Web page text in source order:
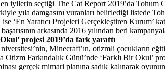
iyilerin seçtiği The Cat Report 2019’da Tohum
yıla damgasını vuranları belirlediği listede
ise ‘En Yaratıcı Projeleri Gerçekleştiren Kurum’
arkasında 2016 yılından beri
projesi 2019’da fark yarattı
Minecraft’ın, otizmli çocukların
Otizm Farkındalık Günü’nde ‘Farklı Bir Okul’
gerçek mimari planına sadık kalınarak